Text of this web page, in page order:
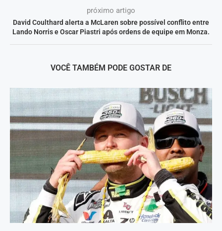
próximo artigo
David Coulthard alerta a McLaren sobre possível conflito entre
Lando Norris e Oscar Piastri após ordens de equipe em Monza.
VOCÊ TAMBÉM PODE GOSTAR DE